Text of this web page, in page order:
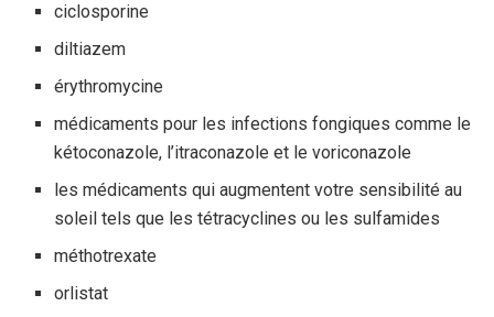
ciclosporine
diltiazem
érythromycine
médicaments pour les infections fongiques comme le
kétoconazole, l’itraconazole et le voriconazole
les médicaments qui augmentent votre sensibilité au
soleil tels que les tétracyclines ou les sulfamides
méthotrexate
orlistat